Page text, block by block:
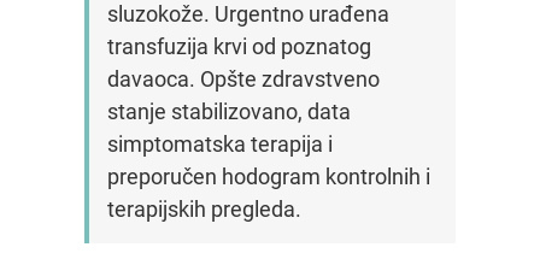
sluzokože. Urgentno urađena
transfuzija krvi od poznatog
davaoca. Opšte zdravstveno
stanje stabilizovano, data
simptomatska terapija i
preporučen hodogram kontrolnih i
terapijskih pregleda.